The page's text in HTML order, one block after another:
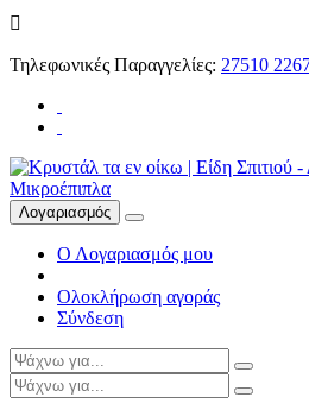

Τηλεφωνικές Παραγγελίες: 27510
Λογαριασμός
Ο Λογαριασμός μου
Ολοκλήρωση αγοράς
Σύνδεση